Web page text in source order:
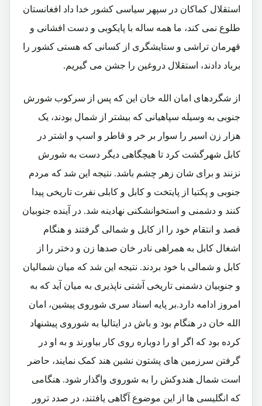
استقلال کماکان در سپهر سیاسی کشور خدا داد افغانستان
طلوع نمی کند، ما همه ساله با پایکوبی و دست افشانی و
قهرمان تراشی و ستایشگری از کسانی که هستی کشور را
برباد دادند، استقلال دروغین را جشن می گیریم.
از شگردهای امان الله خان این که پس از سرکوب شورش
جنوبی به وسیله سپاهیانی که بیشتر از شمال بودند، یک
هزار زن اسیر را سوار بر خر و قاطر و اسپ و اشتر در
کابل شهرگشت کرد تا هیچگاهی دیگر دست به شورش
نزنند و برای شان زهر چشم باشد. نتیجه این شد که مردم
جنوبی و پکتیا از پایتخت و کابل و کابلی نفرت تاریخی پیدا
کنند و دشمنی و استخوانشکنی نهادینه شد. در آینده جنوبیان
قصد و انتقام خود را از کابل و شمالی گرفتند و هنگام
اشغال کابل به همراهی نادر خان صدها زن و دختر را از
کابل و شمالی با خود بردند. نتیجه این شد که میان شمالیان
و جنوبیان دشمنی تاریخی آشتی ناپذیری به میان آید که به
امروز ادامه دارد.بر پایه اسناد سری شوروی پیشین، امان
الله خان در هنگام بود و باش در ایتالیا به شوروی پیشنهاد
کرده بود که اگر او را دوباره روی کار بیاورند و به او در
گرفتن سرزمین های پشتون نشین هند کمک نمایند، حاضر
است شمال هندوکش را به شوروی واگذار شود. هنگامی
که انگلیسی ها از این موضوع آگاهی یافتند، در صدد ترور